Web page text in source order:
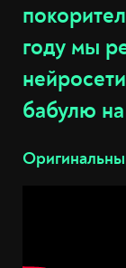
году мы
бабулю